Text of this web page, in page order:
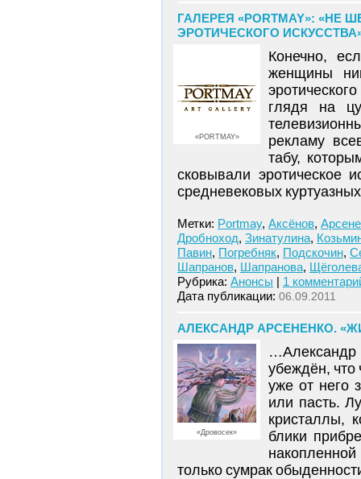
ГАЛЕРЕЯ «PORTMAY»:
ЭРОТИЧЕСКОГО
«PORTMAY»
Конечно,
женщины
глядя на
рекламу
табу,
сковывали эротическое
средневековых
Метки: Portmay, Аксёнов,
Дробноход, Зинатулина,
Павин, Погребняк, Подскочин,
Шапранов, Шапранова,
Рубрика: Анонсы | 1
Дата публикации: 06.09.2011
АЛЕКСАНДР АРСЕНЕНКО.
«Дровосек»
…Александр
убеждён, что
уже от него
или пасть.
кристаллы,
блики
только сумрак